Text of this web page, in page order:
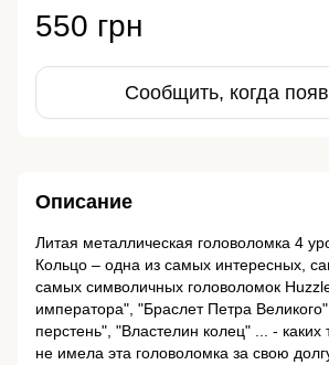
550 грн
Сообщить, когда
Описание
Литая металлическая головоломка 4
Кольцо – одна из самых интересных,
самых символичных головоломок
императора", "Браслет Петра
перстень", "Властелин колец" ... - каких
не имела эта головоломка за свою